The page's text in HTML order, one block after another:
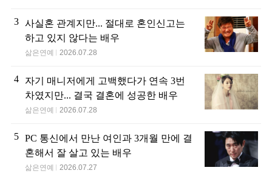
3 사실혼 관계지만... 절대로 혼인신고는
하고 있지 않다는 배우
삶은연예 2026.07.28
4
자기 매니저에게 고백했다가 연속 3번
차였지만... 결국 결혼에 성공한 배우
삶은연예 2026.07.28
5 PC 통신에서 만난 여인과 3개월 만에 결
혼해서 잘 살고 있는 배우
삶은연예 2026.07.27